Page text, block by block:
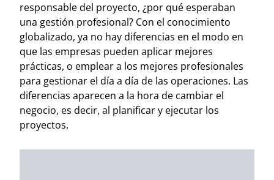
responsable del proyecto, ¿por qué esperaban
una gestión profesional? Con el conocimiento
globalizado, ya no hay diferencias en el modo en
que las empresas pueden aplicar mejores
prácticas, o emplear a los mejores profesionales
para gestionar el día a día de las operaciones. Las
diferencias aparecen a la hora de cambiar el
negocio, es decir, al planificar y ejecutar los
proyectos.